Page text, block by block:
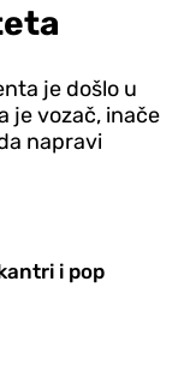
je došlo u
je vozač, inače
napravi